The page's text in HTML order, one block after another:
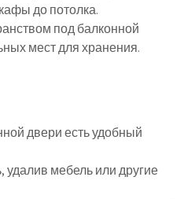
до потолка.
под балконной
мест для хранения.
двери есть удобный
удалив мебель или другие